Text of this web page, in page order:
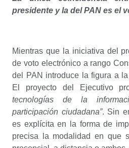
presidente y la del PAN es el
Mientras que la iniciativa del
de voto electrónico a rango
del PAN introduce la figura a
El proyecto del Ejecutivo
tecnologías de la
participación ciudadana”. Sin
es explícita en la forma de
precisa la modalidad en que